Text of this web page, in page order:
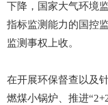
下降，国家大气环境
指标监测能力的国控
监测事权上收。
在开展环保督查以及
燃煤小锅炉、推进